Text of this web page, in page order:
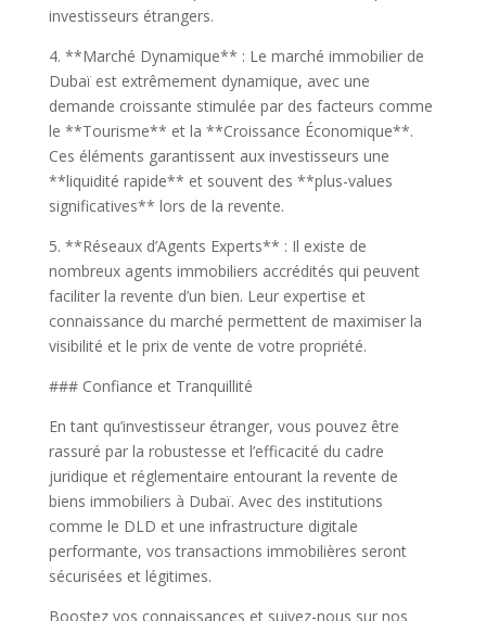
investisseurs étrangers.
4. **Marché Dynamique** : Le marché immobilier de
Dubaï est extrêmement dynamique, avec une
demande croissante stimulée par des facteurs comme
le **Tourisme** et la **Croissance Économique**.
Ces éléments garantissent aux investisseurs une
**liquidité rapide** et souvent des **plus-values
significatives** lors de la revente.
5. **Réseaux d’Agents Experts** : Il existe de
nombreux agents immobiliers accrédités qui peuvent
faciliter la revente d’un bien. Leur expertise et
connaissance du marché permettent de maximiser la
visibilité et le prix de vente de votre propriété.
### Confiance et Tranquillité
En tant qu’investisseur étranger, vous pouvez être
rassuré par la robustesse et l’efficacité du cadre
juridique et réglementaire entourant la revente de
biens immobiliers à Dubaï. Avec des institutions
comme le DLD et une infrastructure digitale
performante, vos transactions immobilières seront
sécurisées et légitimes.
Boostez vos connaissances et suivez-nous sur nos